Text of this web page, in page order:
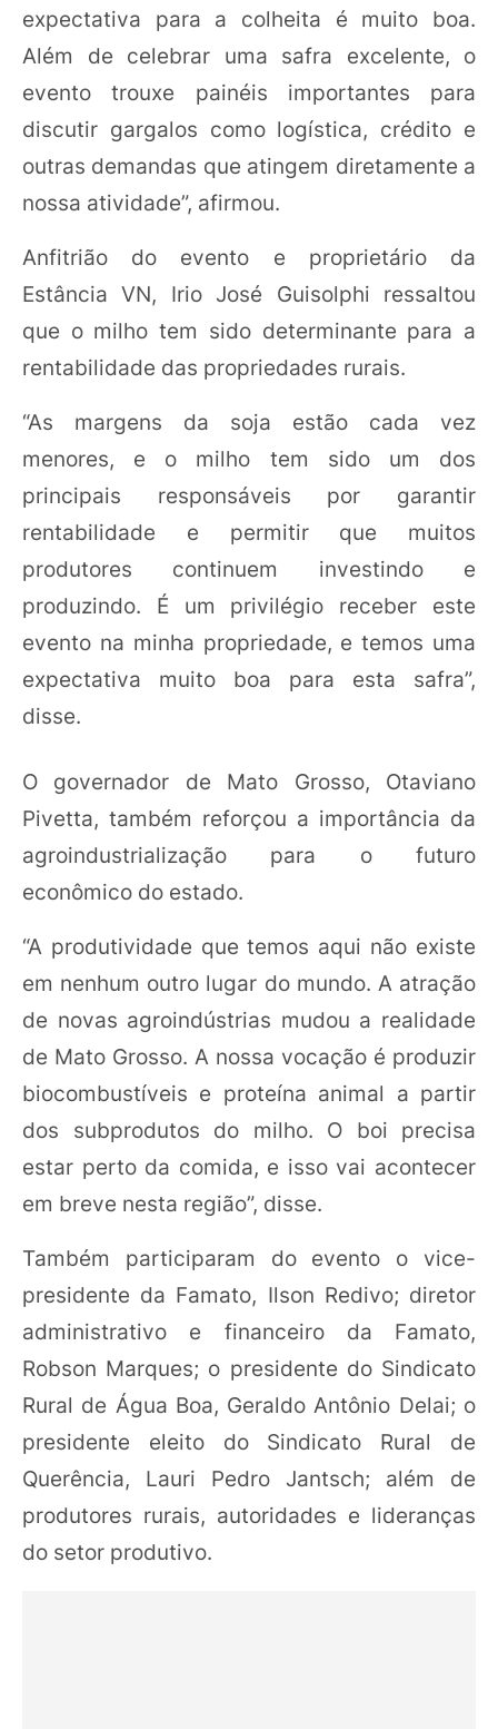
expectativa para a colheita é muito boa.
Além de celebrar uma safra excelente, o
evento trouxe painéis importantes para
discutir gargalos como logística, crédito e
outras demandas que atingem diretamente a
nossa atividade”, afirmou.
Anfitrião do evento e proprietário da
Estância VN, Irio José Guisolphi ressaltou
que o milho tem sido determinante para a
rentabilidade das propriedades rurais.
“As margens da soja estão cada vez
menores, e o milho tem sido um dos
principais responsáveis por garantir
rentabilidade e permitir que muitos
produtores continuem investindo e
produzindo. É um privilégio receber este
evento na minha propriedade, e temos uma
expectativa muito boa para esta safra”,
disse.
O governador de Mato Grosso, Otaviano
Pivetta, também reforçou a importância da
agroindustrialização para o futuro
econômico do estado.
“A produtividade que temos aqui não existe
em nenhum outro lugar do mundo. A atração
de novas agroindústrias mudou a realidade
de Mato Grosso. A nossa vocação é produzir
biocombustíveis e proteína animal a partir
dos subprodutos do milho. O boi precisa
estar perto da comida, e isso vai acontecer
em breve nesta região”, disse.
Também participaram do evento o vice-
presidente da Famato, Ilson Redivo; diretor
administrativo e financeiro da Famato,
Robson Marques; o presidente do Sindicato
Rural de Água Boa, Geraldo Antônio Delai; o
presidente eleito do Sindicato Rural de
Querência, Lauri Pedro Jantsch; além de
produtores rurais, autoridades e lideranças
do setor produtivo.